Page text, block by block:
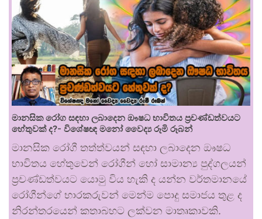
මානසික රෝග සඳහා ලබාදෙන ඖෂධ භාවිතය ප්‍රචණ්ඩත්වයට
හේතුවක් ද?- විශේෂඥ මනෝ වෛද්‍ය රූමි රූබන්
මානසික රෝගී තත්ත්වයන් සඳහා ලබාදෙන ඖෂධ
භාවිතය හේතුවෙන් රෝගීන් හෝ සාමාන්‍ය පුද්ගලයන්
ප්‍රචණ්ඩත්වයට යොමු විය හැකි ද යන්න වර්තමානයේ
රෝගීන්ගේ භාරකරුවන් මෙන්ම පොදු සමාජය තුළ ද
නිරන්තරයෙන් කතාබහට ලක්වන මාතෘකාවකි.